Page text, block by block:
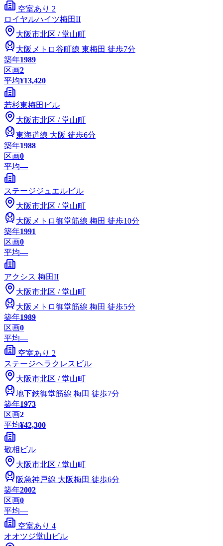
空室あり 2
ロイヤルハイツ梅田II
大阪市北区 /堂山町
大阪メトロ谷町線 東梅田 徒歩7分
築年1989
区画2
平均¥13,420
若杉東梅田ビル
大阪市北区 /堂山町
東海道線 大阪 徒歩6分
築年1988
区画0
平均—
ステージジュエルビル
大阪市北区 /堂山町
大阪メトロ御堂筋線 梅田 徒歩10分
築年1991
区画0
平均—
アクシス 梅田II
大阪市北区 /堂山町
大阪メトロ御堂筋線 梅田 徒歩5分
築年1989
区画0
平均—
空室あり 2
ステージヘラクレスビル
大阪市北区 /堂山町
地下鉄御堂筋線 梅田 徒歩7分
築年1973
区画2
平均¥42,300
敬相ビル
大阪市北区 /堂山町
阪急神戸線 大阪梅田 徒歩6分
築年2002
区画0
平均—
空室あり 4
オオツジ堂山ビル